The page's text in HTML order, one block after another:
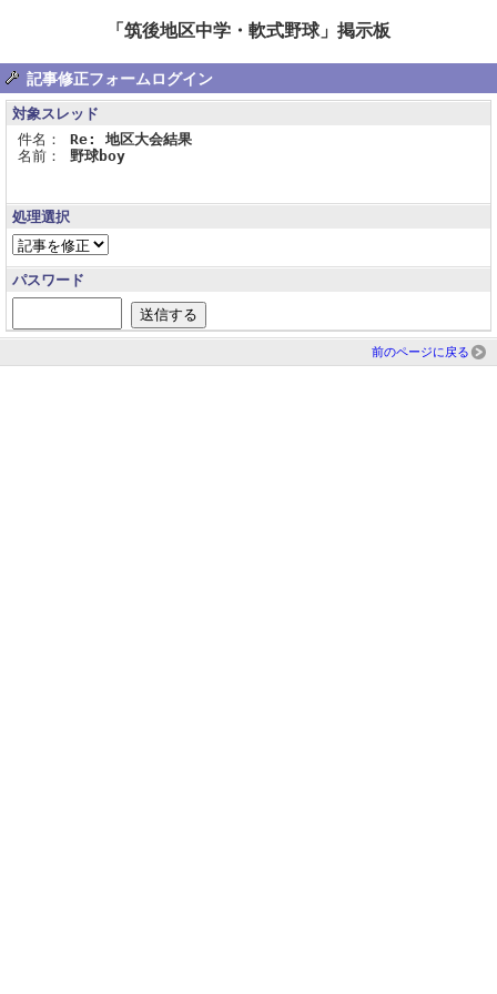
「筑後地区中学・軟式野球」掲示板
記事修正フォームログイン
対象スレッド
件名： Re: 地区大会結果
名前： 野球boy
処理選択
パスワード
前のページに戻る